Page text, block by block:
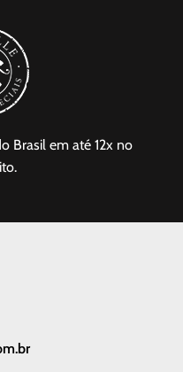
Brasil em até 12x no